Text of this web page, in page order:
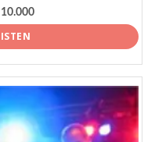
10.000